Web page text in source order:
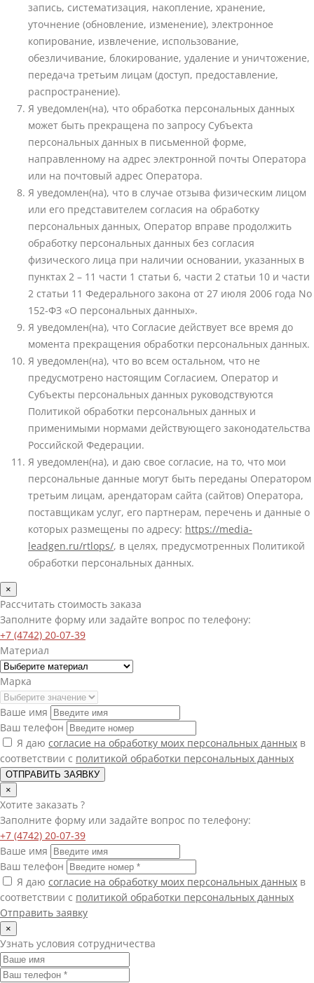
запись, систематизация, накопление, хранение,
уточнение (обновление, изменение), электронное
копирование, извлечение, использование,
обезличивание, блокирование, удаление и уничтожение,
передача третьим лицам (доступ, предоставление,
распространение).
Я уведомлен(на), что обработка персональных данных
может быть прекращена по запросу Субъекта
персональных данных в письменной форме,
направленному на адрес электронной почты Оператора
или на почтовый адрес Оператора.
Я уведомлен(на), что в случае отзыва физическим лицом
или его представителем согласия на обработку
персональных данных, Оператор вправе продолжить
обработку персональных данных без согласия
физического лица при наличии основании, указанных в
пунктах 2 – 11 части 1 статьи 6, части 2 статьи 10 и части
2 статьи 11 Федерального закона от 27 июля 2006 года No
152-ФЗ «О персональных данных».
Я уведомлен(на), что Согласие действует все время до
момента прекращения обработки персональных данных.
Я уведомлен(на), что во всем остальном, что не
предусмотрено настоящим Согласием, Оператор и
Субъекты персональных данных руководствуются
Политикой обработки персональных данных и
применимыми нормами действующего законодательства
Российской Федерации.
Я уведомлен(на), и даю свое согласие, на то, что мои
персональные данные могут быть переданы Оператором
третьим лицам, арендаторам сайта (сайтов) Оператора,
поставщикам услуг, его партнерам, перечень и данные о
которых размещены по адресу: https://media-
leadgen.ru/rtlops/, в целях, предусмотренных Политикой
обработки персональных данных.
×
Рассчитать стоимость заказа
Заполните форму или задайте вопрос по телефону:
+7 (4742) 20-07-39
Материал
Марка
Ваше имя
Ваш телефон
Я даю согласие на обработку моих персональных данных в
соответствии с политикой обработки персональных данных
ОТПРАВИТЬ ЗАЯВКУ
×
Хотите заказать ?
Заполните форму или задайте вопрос по телефону:
+7 (4742) 20-07-39
Ваше имя
Ваш телефон
Я даю согласие на обработку моих персональных данных в
соответствии с политикой обработки персональных данных
Отправить заявку
×
Узнать условия сотрудничества